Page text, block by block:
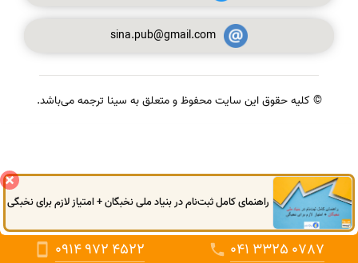
sina.pub@gmail.com
© کلیه حقوق این سایت محفوظ و متعلق به سینا ترجمه می‌باشد.
041 3325 0787
0914972 4522
راهنمای کامل ثبت‌نام در بنیاد ملی نخبگان + امتیاز لازم برای نخبگی
گفتگوی آنلاین